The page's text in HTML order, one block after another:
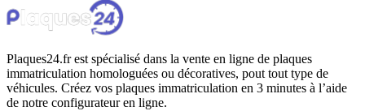
Plaques24.fr est spécialisé dans la vente en ligne de plaques
immatriculation homologuées ou décoratives, pout tout type de
véhicules. Créez vos plaques immatriculation en 3 minutes à l’aide
de notre configurateur en ligne.